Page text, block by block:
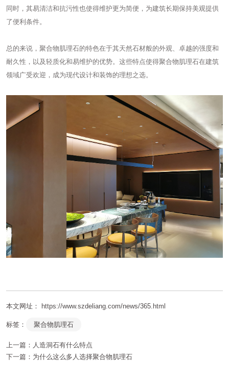
同时，其易清洁和抗污性也使得维护更为简便，为建筑长期保持美观提供
了便利条件。
总的来说，聚合物肌理石的特色在于其天然石材般的外观、卓越的强度和
耐久性，以及轻质化和易维护的优势。这些特点使得聚合物肌理石在建筑
领域广受欢迎，成为现代设计和装饰的理想之选。
本文网址： https://www.szdeliang.com/news/365.html
标签： 聚合物肌理石
上一篇： 人造洞石有什么特点
下一篇： 为什么这么多人选择聚合物肌理石